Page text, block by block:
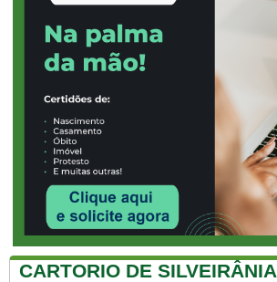
CARTORIO DE SILVEIRÂNIA